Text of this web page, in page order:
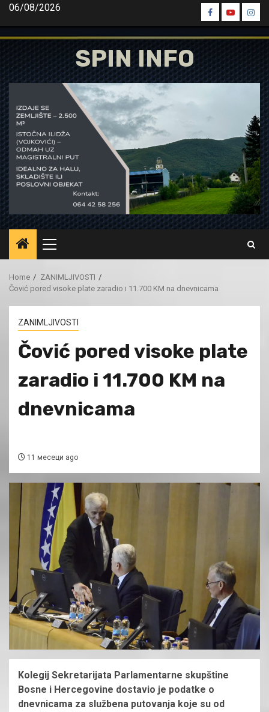
Skip
content
06/08/2026
Spin
Facebook
Spin
Youtube
Spin
SPIN INFO
Primary
Menu
Home
ZANIMLJIVOSTI
Čović pored visoke plate zaradio i 11.700 KM na dnevnicama
ZANIMLJIVOSTI
Čović pored visoke plate
zaradio i 11.700 KM na
dnevnicama
11 месеци ago
Kolegij Sekretarijata Parlamentarne skupštine
Bosne i Hercegovine dostavio je podatke o
dnevnicama za službena putovanja koje su od